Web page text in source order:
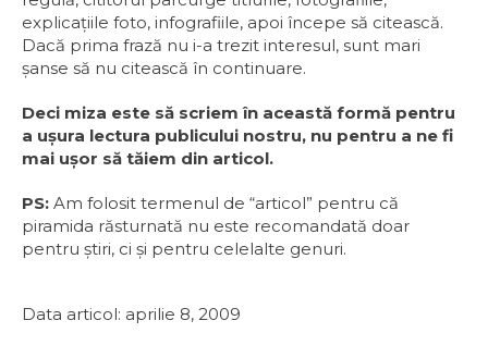
explicaţiile foto, infografiile, apoi începe să citească.
Dacă prima frază nu i-a trezit interesul, sunt mari
şanse să nu citească în continuare.
Deci miza este să scriem în această formă pentru
a uşura lectura publicului nostru, nu pentru a ne fi
mai uşor să tăiem din articol.
PS: Am folosit termenul de “articol” pentru că
piramida răsturnată nu este recomandată doar
pentru ştiri, ci şi pentru celelalte genuri.
Data articol: aprilie 8, 2009